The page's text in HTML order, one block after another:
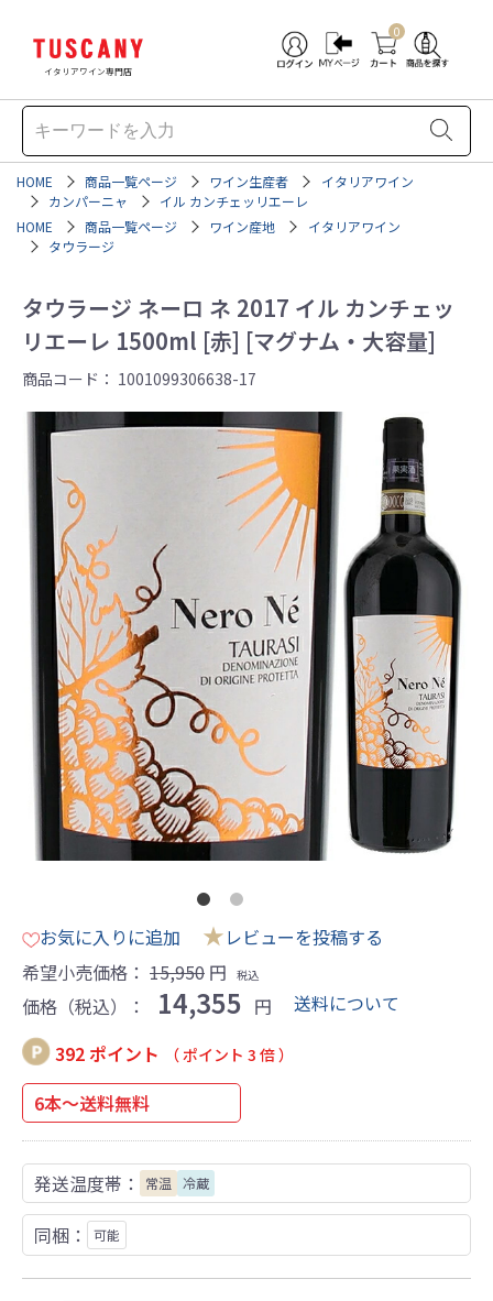
イタリアワイン専門店
0
HOME 商品一覧ページ ワイン生産者
イタリアワイン
カンパーニャ
イル カンチェッリエーレ
HOME
商品一覧ページ ワイン産地
イタリアワイン
タウラージ
タウラージ ネーロ ネ 2017 イル カンチェッ
リエーレ 1500ml [赤] [マグナム・大容量]
商品コード： 1001099306638-17
お気に入りに追加 ★レビューを投稿する
希望小売価格： 15,950 円 税込
価格（税込）： 14,355 円
送料について
392 ポイント
（ ポイント 3 倍 ）
6本～送料無料
発送温度帯： 常温 冷蔵
同梱： 可能